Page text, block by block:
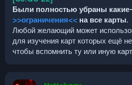
Были полностью убраны
>>ограничения<< на все карты.
Любой желающий может
для изучения карт которых ещё
чтобы вспомнить ту или иную